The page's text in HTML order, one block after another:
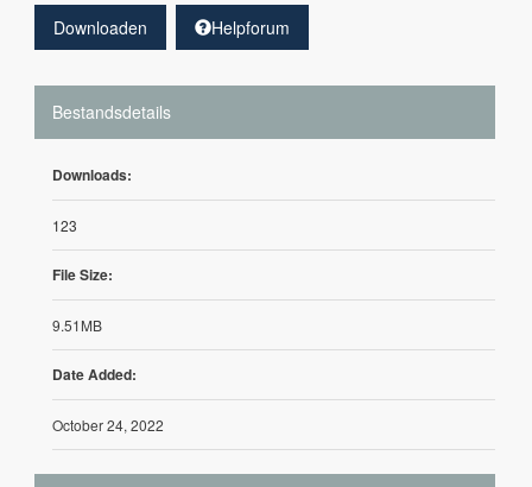
Downloaden Helpforum
Bestandsdetails
Downloads:
123
File Size:
9.51MB
Date Added:
October 24, 2022